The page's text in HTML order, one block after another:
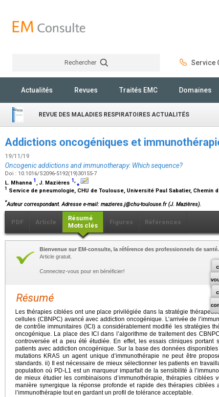
Rechercher Service
Actualités Revues Traités EMC Domaines
REVUE DES MALADIES RESPIRATOIRES ACTUALITÉS
Addictions oncogéniques et
19/11/19
Oncogenic addictions and immunotherapy: Which sequence?
Doi : 10.1016/S2096-5192(19)30155-7
L. Mhanna 1 , J. Mazières 1,⁎
1 Service de pneumologie, CHU de Toulouse, Université Paul Sabatier, Chemin
*Auteur correspondant.Adresse e-mail: mazieres.j@chu-toulouse.fr (J. Mazières).
PDF Article
Résumé
Mots clés
Figures Références
Bienvenue sur EM-consulte, la référence des professionnels de santé.
Article gratuit.
Connectez-vous pour en bénéficier!
Résumé
Les thérapies ciblées ont une place privilégiée dans la stratégie
cellules (CBNPC) avancé avec addiction oncogénique. L’arrivée de
de contrôle immunitaires (ICI) a considérablement modifié les stratégies
oncogénique. La place des ICI dans l’algorithme de traitement des
controversée et a peu été étudiée. En effet, les essais cliniques portant
patients avec addiction oncogénique. Sur la base des données
mutations KRAS un agent unique d’immunothérapie ne peut être
standards. ii) Il est nécessaire de mieux sélectionner les patients en
population où PD-L1 est un marqueur imparfait de la sensibilité à
de mieux étudier les combinaisons d’immunothérapie, thérapies ciblées
manière synergique la réponse profonde et rapide des thérapies ciblées
l’immunothérapie tout en gardant un profil de tolérance acceptable.